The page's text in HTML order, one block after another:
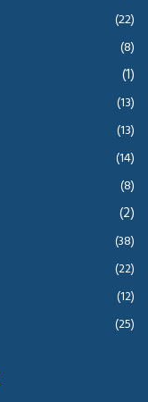
(22)
(8)
(1)
(13)
(13)
(14)
(8)
(2)
(38)
(22)
(12)
(25)